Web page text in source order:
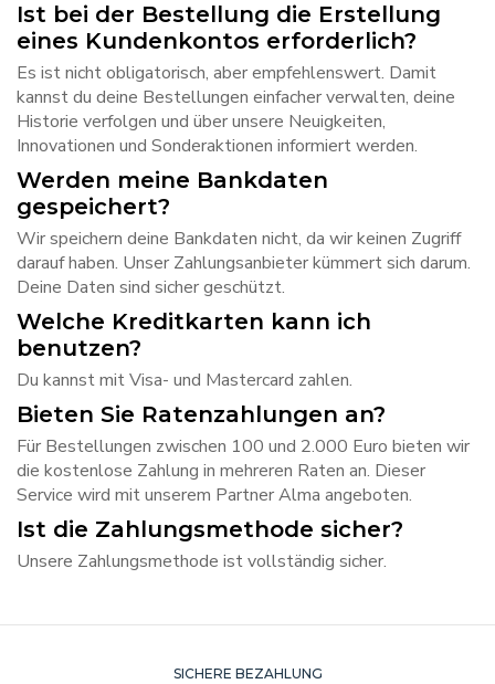
Ist bei der Bestellung die Erstellung
eines Kundenkontos erforderlich?
Es ist nicht obligatorisch, aber empfehlenswert. Damit
kannst du deine Bestellungen einfacher verwalten, deine
Historie verfolgen und über unsere Neuigkeiten,
Innovationen und Sonderaktionen informiert werden.
Werden meine Bankdaten
gespeichert?
Wir speichern deine Bankdaten nicht, da wir keinen Zugriff
darauf haben. Unser Zahlungsanbieter kümmert sich darum.
Deine Daten sind sicher geschützt.
Welche Kreditkarten kann ich
benutzen?
Du kannst mit Visa- und Mastercard zahlen.
Bieten Sie Ratenzahlungen an?
Für Bestellungen zwischen 100 und 2.000 Euro bieten wir
die kostenlose Zahlung in mehreren Raten an. Dieser
Service wird mit unserem Partner Alma angeboten.
Ist die Zahlungsmethode sicher?
Unsere Zahlungsmethode ist vollständig sicher.
SICHERE BEZAHLUNG